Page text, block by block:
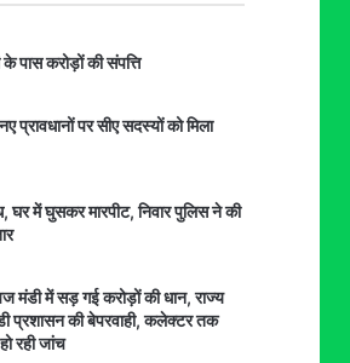
पास करोड़ों की संपत्ति
पर सीए सदस्यों को मिला
में घुसकर मारपीट, निवार पुलिस ने की
मंडी में सड़ गई करोड़ों की धान, राज्य
प्रशासन की बेपरवाही, कलेक्टर तक
रही जांच